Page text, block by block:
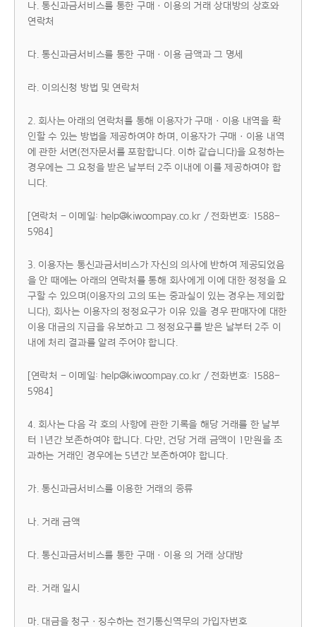
나. 통신과금서비스를 통한 구매ㆍ이용의 거래 상대방의 상호와
연락처
다. 통신과금서비스를 통한 구매ㆍ이용 금액과 그 명세
라. 이의신청 방법 및 연락처
2. 회사는 아래의 연락처를 통해 이용자가 구매ㆍ이용 내역을 확
인할 수 있는 방법을 제공하여야 하며, 이용자가 구매ㆍ이용 내역
에 관한 서면(전자문서를 포함합니다. 이하 같습니다)을 요청하는
경우에는 그 요청을 받은 날부터 2주 이내에 이를 제공하여야 합
니다.
[연락처 - 이메일: help@kiwoompay.co.kr / 전화번호: 1588-
5984]
3. 이용자는 통신과금서비스가 자신의 의사에 반하여 제공되었음
을 안 때에는 아래의 연락처를 통해 회사에게 이에 대한 정정을 요
구할 수 있으며(이용자의 고의 또는 중과실이 있는 경우는 제외합
니다), 회사는 이용자의 정정요구가 이유 있을 경우 판매자에 대한
이용 대금의 지급을 유보하고 그 정정요구를 받은 날부터 2주 이
내에 처리 결과를 알려 주어야 합니다.
[연락처 - 이메일: help@kiwoompay.co.kr / 전화번호: 1588-
5984]
4. 회사는 다음 각 호의 사항에 관한 기록을 해당 거래를 한 날부
터 1년간 보존하여야 합니다. 다만, 건당 거래 금액이 1만원을 초
과하는 거래인 경우에는 5년간 보존하여야 합니다.
가. 통신과금서비스를 이용한 거래의 종류
나. 거래 금액
다. 통신과금서비스를 통한 구매ㆍ이용 의 거래 상대방
라. 거래 일시
마. 대금을 청구ㆍ징수하는 전기통신역무의 가입자번호